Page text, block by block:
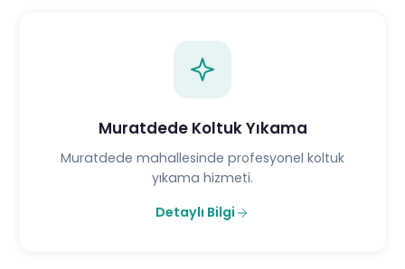
Muratdede Koltuk Yıkama
Muratdede mahallesinde profesyonel koltuk
yıkama hizmeti.
Detaylı Bilgi